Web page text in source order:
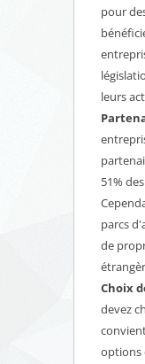
pour
leurs
51%
parcs
de
Choix
devez
options